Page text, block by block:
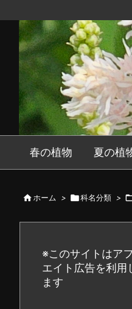
春の植物 夏の植
 ホーム > 科名分類 >
※このサイトはア
エイト広告を利用
ます